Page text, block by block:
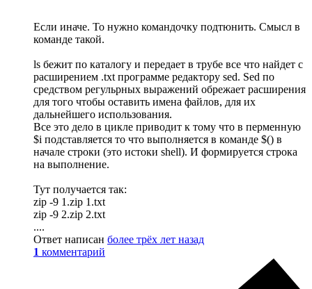
Если иначе. То нужно командочку подтюнить. Смысл в
команде такой.
ls бежит по каталогу и передает в трубе все что найдет с
расширением .txt программе редактору sed. Sed по
средством регульрных выражений обрежает расширения
для того чтобы оставить имена файлов, для их
дальнейшего использования.
Все это дело в цикле приводит к тому что в перменную
$i подставляется то что выполняется в команде $() в
начале строки (это истоки shell). И формируется строка
на выполнение.
Тут получается так:
zip -9 1.zip 1.txt
zip -9 2.zip 2.txt
....
Ответ написан более трёх лет назад
1 комментарий